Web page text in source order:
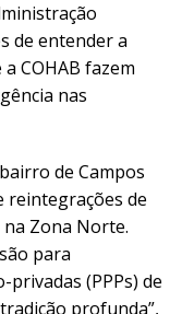
de entender a
a COHAB fazem
nas
de Campos
reintegrações de
Zona Norte.
para
(PPPs) de
profunda”,